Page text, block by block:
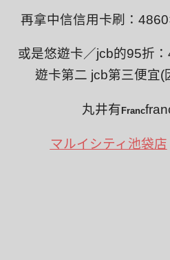
再拿中信信用卡刷：
或是悠遊卡／jcb的95折
遊卡第二 jcb第三便宜(
丸井有 Franc
マルイシティ池袋店